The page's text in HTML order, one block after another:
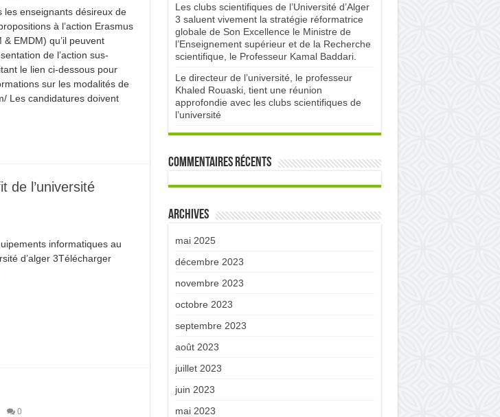
les enseignants désireux de
à l’action Erasmus
& EMDM) qu’il peuvent
de l’action sus-
le lien ci-dessous pour
sur les modalités de
Les candidatures doivent
de l’université
informatiques au
d’alger 3Télécharger
0
Les clubs scientifiques de l’Université d’Alger
3 saluent vivement la stratégie réformatrice
globale de Son Excellence le Ministre de
l’Enseignement supérieur et de la Recherche
scientifique, le Professeur Kamal Baddari.
Le directeur de l’université, le professeur
Khaled Rouaski, tient une réunion
approfondie avec les clubs scientifiques de
l’université
Commentaires récents
Archives
mai 2025
décembre 2023
novembre 2023
octobre 2023
septembre 2023
août 2023
juillet 2023
juin 2023
mai 2023